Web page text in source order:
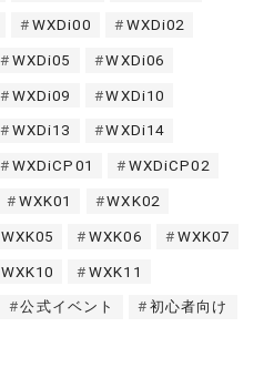
WXDi00 WXDi02
WXDi05 WXDi06
WXDi09 WXDi10
WXDi13 WXDi14
WXDiCP01 WXDiCP02
WXK01 WXK02
WXK05 WXK06 WXK07
WXK10 WXK11
公式イベント 初心者向け